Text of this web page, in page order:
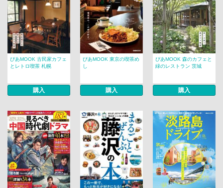
ぴあMOOK 古民家カフェ
とレトロ喫茶 札幌
購入
ぴあMOOK 東京の喫茶め
し
購入
ぴあMOOK 森のカフェと
緑のレストラン 茨城
購入